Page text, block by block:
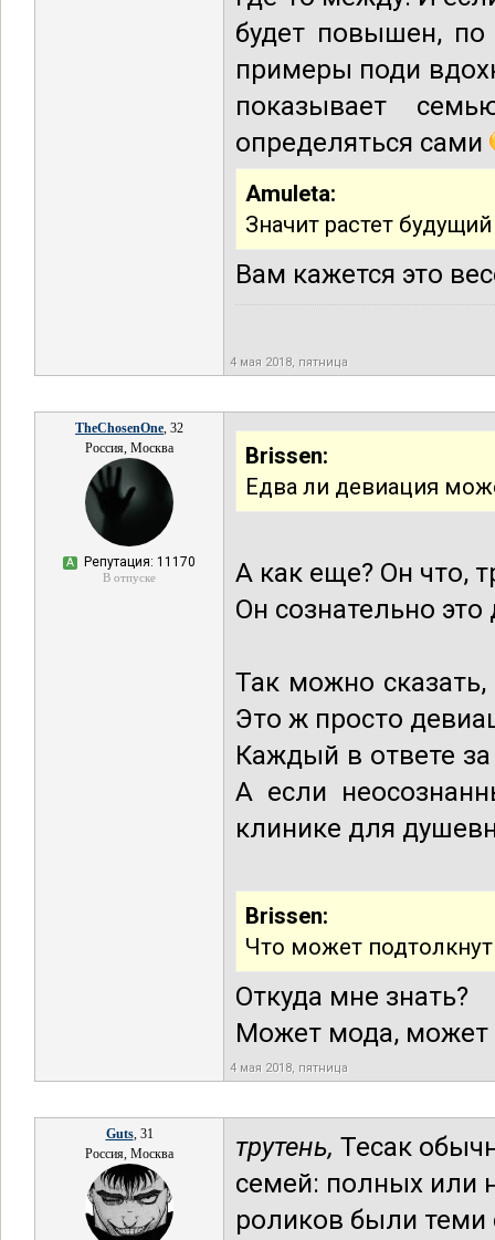
будет повышен,
примеры поди
показывает
определяться сами
Amuleta:
Значит растет
Вам кажется это
4 мая 2018, пятница
TheChosenOne, 32
Россия, Москва
А Репутация: 11170
В отпуске
Brissen:
Едва ли девиация
А как еще? Он что,
Он сознательно это
Так можно
Это ж просто
Каждый в ответе
А если
клинике для
Brissen:
Что может
Откуда мне знать?
Может мода, может
4 мая 2018, пятница
Guts, 31
Россия, Москва
трутень, Тесак
семей: полных или
роликов были